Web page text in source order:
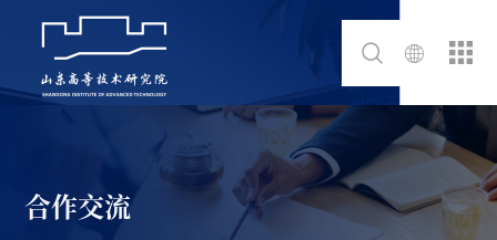
合作交流